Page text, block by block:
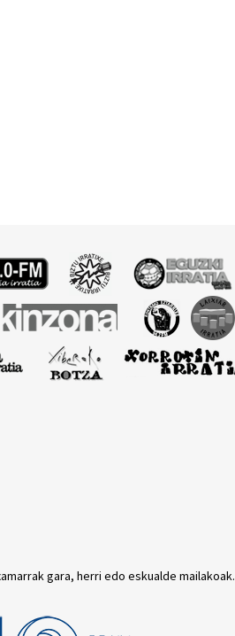
gara, herri edo eskualde mailakoak.